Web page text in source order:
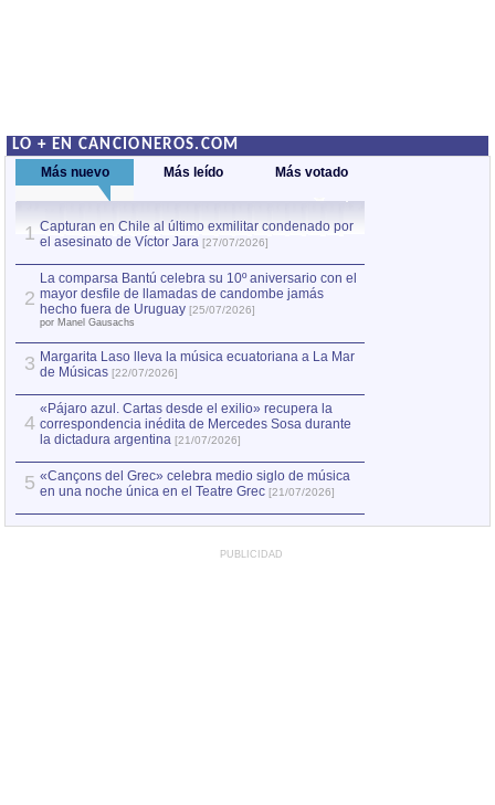
LO + EN CANCIONEROS.COM
Más nuevo Más leído Más votado
1 Capturan en Chile al último exmilitar condenado por
el asesinato de Víctor Jara [27/07/2026]
2
La comparsa Bantú celebra su 10º aniversario con el
mayor desfile de llamadas de candombe jamás
hecho fuera de Uruguay [25/07/2026]
por Manel Gausachs
3 Margarita Laso lleva la música ecuatoriana a La Mar
de Músicas [22/07/2026]
4
«Pájaro azul. Cartas desde el exilio» recupera la
correspondencia inédita de Mercedes Sosa durante
la dictadura argentina [21/07/2026]
5 «Cançons del Grec» celebra medio siglo de música
en una noche única en el Teatre Grec [21/07/2026]
PUBLICIDAD